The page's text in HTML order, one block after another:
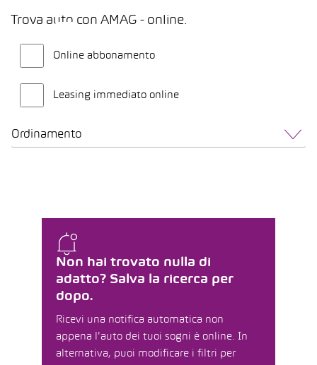
Trova auto con AMAG - online.
Online abbonamento
Leasing immediato online
Ordinamento
Non hai trovato nulla di
adatto? Salva la ricerca per
dopo.
Ricevi una notifica automatica non
appena l'auto dei tuoi sogni è online. In
alternativa, puoi modificare i filtri per